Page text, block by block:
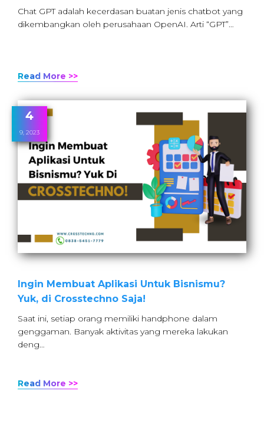
Chat GPT adalah kecerdasan buatan jenis chatbot yang
dikembangkan oleh perusahaan OpenAI. Arti “GPT”…
Read More >>
4
9, 2023
Ingin Membuat Aplikasi Untuk Bisnismu?
Yuk, di Crosstechno Saja!
Saat ini, setiap orang memiliki handphone dalam
genggaman. Banyak aktivitas yang mereka lakukan
deng…
Read More >>